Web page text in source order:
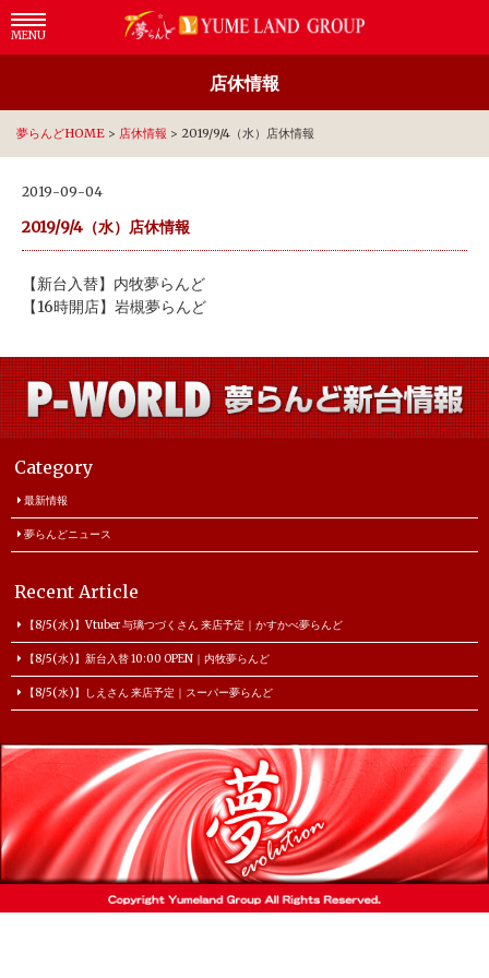
MENU
店休情報
夢らんどHOME > 店休情報 > 2019/9/4（水）店休情報
2019-09-04
2019/9/4（水）店休情報
【新台入替】内牧夢らんど
【16時開店】岩槻夢らんど
Category
最新情報
夢らんどニュース
Recent Article
【8/5(水)】Vtuber 与璃つづくさん 来店予定｜かすかべ夢らんど
【8/5(水)】新台入替 10:00 OPEN｜内牧夢らんど
【8/5(水)】しえさん 来店予定｜スーパー夢らんど